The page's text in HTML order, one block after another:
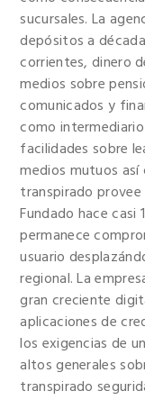
sucursales. La
depósitos a
corrientes, dinero
medios sobre
comunicados y
como
facilidades sobre
medios mutuos así­
transpirado
Fundado hace casi
permanece
usuario
regional. La
gran creciente
aplicaciones de
los exigencias de
altos generales
transpirado